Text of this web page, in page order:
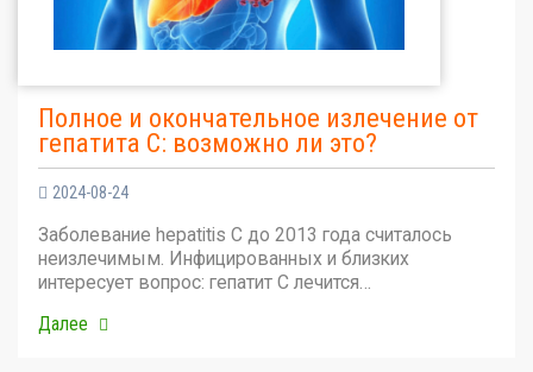
Полное и окончательное излечение от
гепатита С: возможно ли это?
2024-08-24
Заболевание hepatitis C до 2013 года считалось
неизлечимым. Инфицированных и близких
интересует вопрос: гепатит С лечится…
Далее